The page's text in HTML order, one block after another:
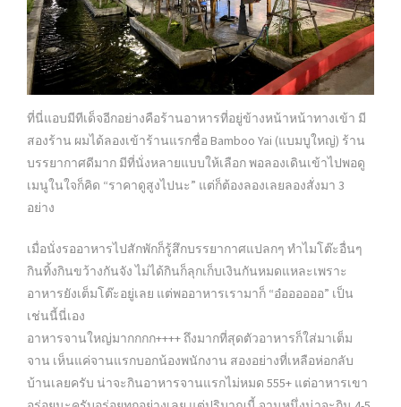
ที่นี่แอบมีทีเด็จอีกอย่างคือร้านอาหารที่อยู่ข้างหน้าหน้าทางเข้า มี
สองร้าน ผมได้ลองเข้าร้านแรกชื่อ Bamboo Yai (แบมบูใหญ่) ร้าน
บรรยากาศดีมาก มีที่นั่งหลายแบบให้เลือก พอลองเดินเข้าไปพอดู
เมนูในใจก็คิด “ราคาดูสูงไปนะ” แต่ก็ต้องลองเลยลองสั่งมา 3
อย่าง
เมื่อนั่งรออาหารไปสักพักก็รู้สึกบรรยากาศแปลกๆ ทำไมโต๊ะอื่นๆ
กินทิ้งกินขว้างกันจัง ไม่ได้กินก็ลุกเก็บเงินกันหมดแหละเพราะ
อาหารยังเต็มโต๊ะอยู่เลย แต่พออาหารเรามาก็ “อ๋ออออออ” เป็น
เช่นนี้นี่เอง
อาหารจานใหญ่มากกกก++++ ถึงมากที่สุดตัวอาหารก็ใส่มาเต็ม
จาน เห็นแค่จานแรกบอกน้องพนักงาน สองอย่างที่เหลือห่อกลับ
บ้านเลยครับ น่าจะกินอาหารจานแรกไม่หมด 555+ แต่อาหารเขา